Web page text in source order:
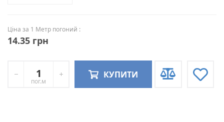
Ціна за 1 Метр погоний :
14.35 грн
пог.м
КУПИТИ